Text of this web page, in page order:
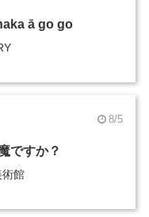
ā go go
8/5
ですか？
館